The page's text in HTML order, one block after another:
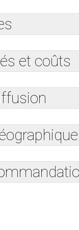
et coûts